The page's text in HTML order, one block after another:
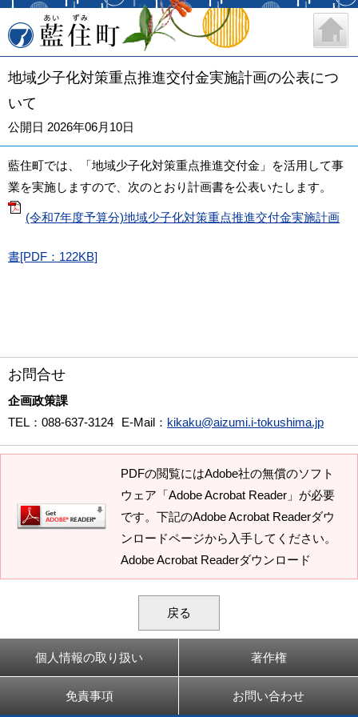
藍住町
地域少子化対策重点推進交付金実施計画の公表につ
いて
公開日 2026年06月10日
藍住町では、「地域少子化対策重点推進交付金」を活用して事
業を実施しますので、次のとおり計画書を公表いたします。
(令和7年度予算分)地域少子化対策重点推進交付金実施計画
書[PDF：122KB]
お問合せ
企画政策課
TEL ：088-637-3124 E-Mail ： kikaku@aizumi.i-tokushima.jp
PDFの閲覧にはAdobe社の無償のソフト
ウェア「Adobe Acrobat Reader」が必要
です。下記のAdobe Acrobat Readerダウ
ンロードページから入手してください。
Adobe Acrobat Readerダウンロード
戻る
個人情報の取り扱い 著作権
免責事項 お問い合わせ